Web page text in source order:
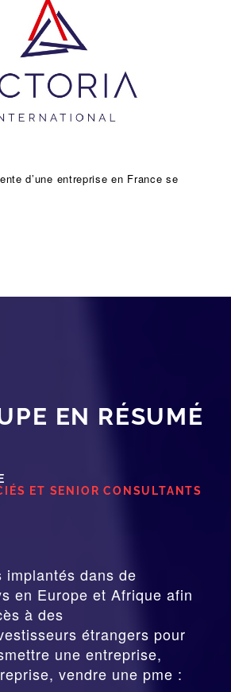
d’une entreprise en France se
EN RÉSUMÉ
ET SENIOR CONSULTANTS
implantés dans de
en Europe et Afrique afin
à des
étrangers pour
une entreprise,
vendre une pme :